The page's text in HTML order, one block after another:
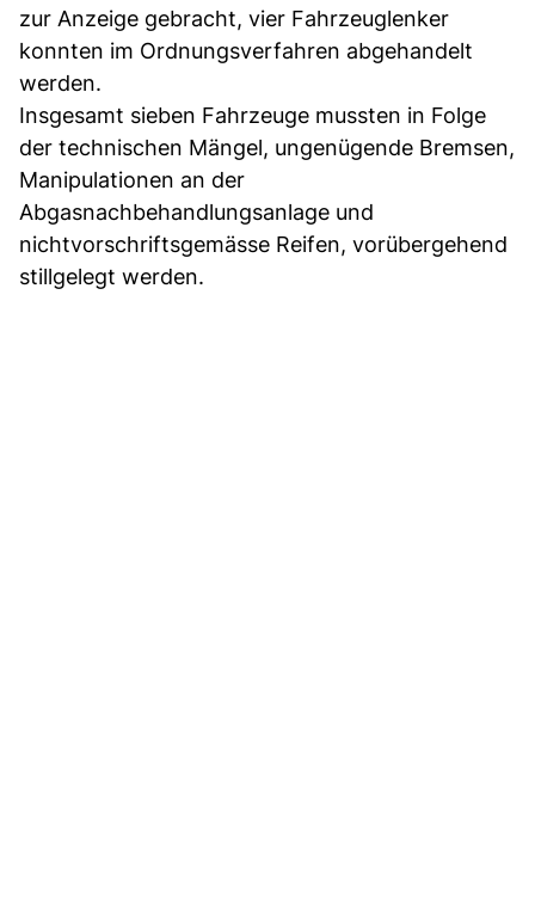
zur Anzeige gebracht, vier Fahrzeuglenker
konnten im Ordnungsverfahren abgehandelt
werden.
Insgesamt sieben Fahrzeuge mussten in Folge
der technischen Mängel, ungenügende Bremsen,
Manipulationen an der
Abgasnachbehandlungsanlage und
nichtvorschriftsgemässe Reifen, vorübergehend
stillgelegt werden.